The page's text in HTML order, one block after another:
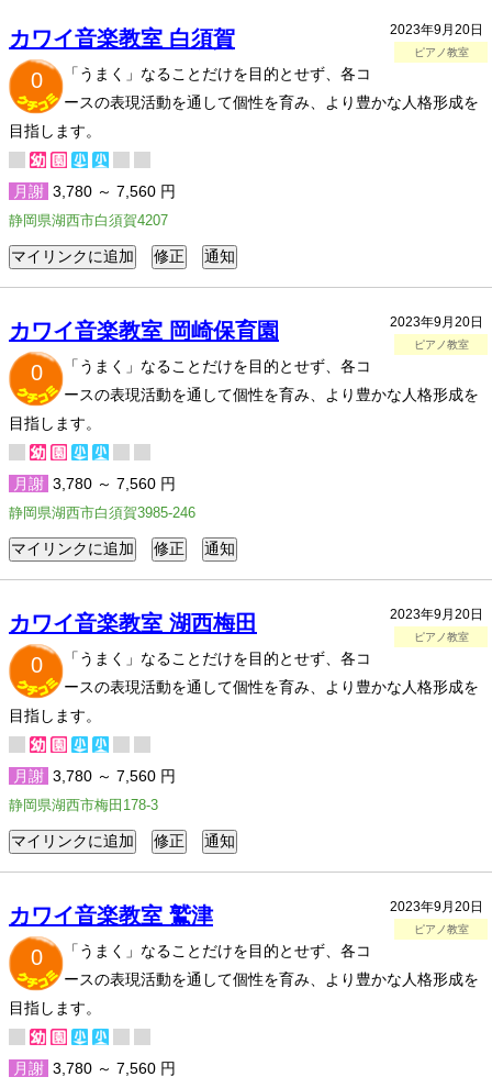
2023年9月20日
ピアノ教室
カワイ音楽教室 白須賀
0
「うまく」なることだけを目的とせず、各コ
ースの表現活動を通して個性を育み、より豊かな人格形成を
目指します。
月謝 3,780 ～ 7,560 円
静岡県湖西市白須賀4207
2023年9月20日
ピアノ教室
カワイ音楽教室 岡崎保育園
0
「うまく」なることだけを目的とせず、各コ
ースの表現活動を通して個性を育み、より豊かな人格形成を
目指します。
月謝 3,780 ～ 7,560 円
静岡県湖西市白須賀3985-246
2023年9月20日
ピアノ教室
カワイ音楽教室 湖西梅田
0
「うまく」なることだけを目的とせず、各コ
ースの表現活動を通して個性を育み、より豊かな人格形成を
目指します。
月謝 3,780 ～ 7,560 円
静岡県湖西市梅田178-3
2023年9月20日
ピアノ教室
カワイ音楽教室 鷲津
0
「うまく」なることだけを目的とせず、各コ
ースの表現活動を通して個性を育み、より豊かな人格形成を
目指します。
月謝 3,780 ～ 7,560 円